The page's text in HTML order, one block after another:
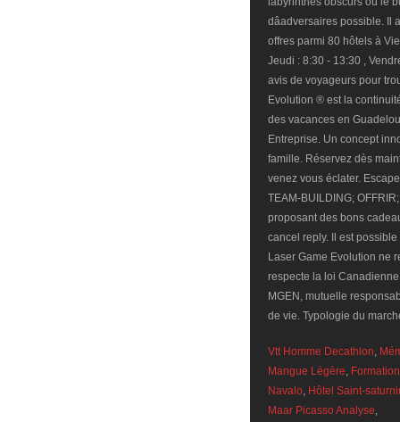
Vtt Homme Decathlon,
Mangue Légère,
Navalo, Hôtel Saint-
Maar Picasso Analyse,